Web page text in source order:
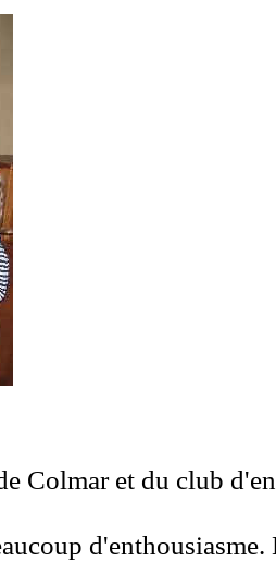
Colmar et du club